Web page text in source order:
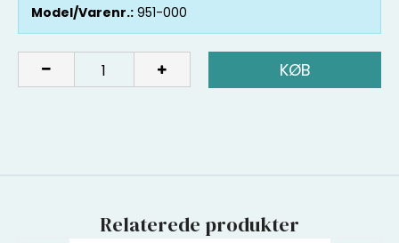
Model/Varenr.: 951-000
KØB
Relaterede produkter